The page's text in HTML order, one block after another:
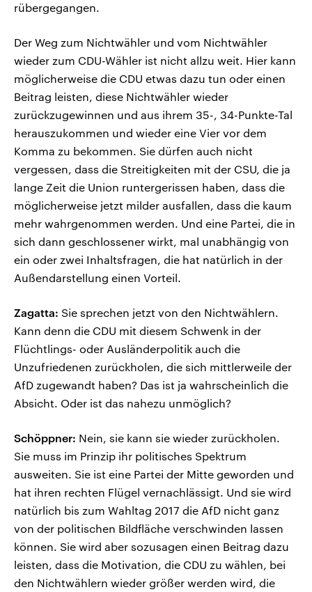
rübergegangen.
Der Weg zum Nichtwähler und vom Nichtwähler
wieder zum CDU-Wähler ist nicht allzu weit. Hier kann
möglicherweise die CDU etwas dazu tun oder einen
Beitrag leisten, diese Nichtwähler wieder
zurückzugewinnen und aus ihrem 35-, 34-Punkte-Tal
herauszukommen und wieder eine Vier vor dem
Komma zu bekommen. Sie dürfen auch nicht
vergessen, dass die Streitigkeiten mit der CSU, die ja
lange Zeit die Union runtergerissen haben, dass die
möglicherweise jetzt milder ausfallen, dass die kaum
mehr wahrgenommen werden. Und eine Partei, die in
sich dann geschlossener wirkt, mal unabhängig von
ein oder zwei Inhaltsfragen, die hat natürlich in der
Außendarstellung einen Vorteil.
Zagatta: Sie sprechen jetzt von den Nichtwählern.
Kann denn die CDU mit diesem Schwenk in der
Flüchtlings- oder Ausländerpolitik auch die
Unzufriedenen zurückholen, die sich mittlerweile der
AfD zugewandt haben? Das ist ja wahrscheinlich die
Absicht. Oder ist das nahezu unmöglich?
Schöppner: Nein, sie kann sie wieder zurückholen.
Sie muss im Prinzip ihr politisches Spektrum
ausweiten. Sie ist eine Partei der Mitte geworden und
hat ihren rechten Flügel vernachlässigt. Und sie wird
natürlich bis zum Wahltag 2017 die AfD nicht ganz
von der politischen Bildfläche verschwinden lassen
können. Sie wird aber sozusagen einen Beitrag dazu
leisten, dass die Motivation, die CDU zu wählen, bei
den Nichtwählern wieder größer werden wird, die